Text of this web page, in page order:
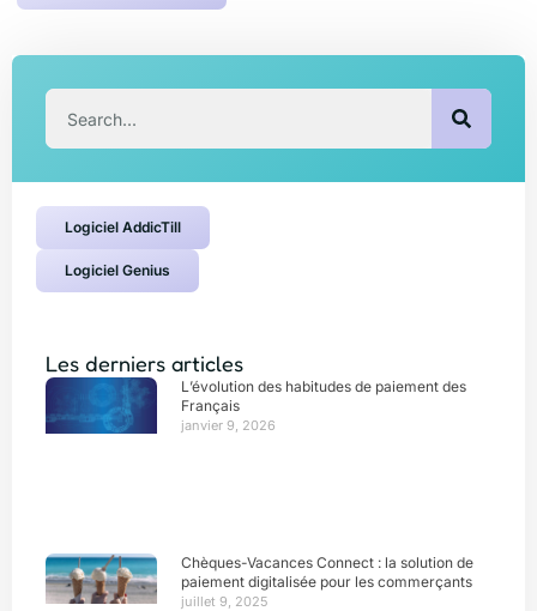
Logiciel AddicTill
Logiciel Genius
Les derniers articles
L’évolution des habitudes de paiement des
Français
janvier 9, 2026
Chèques-Vacances Connect : la solution de
paiement digitalisée pour les commerçants
juillet 9, 2025